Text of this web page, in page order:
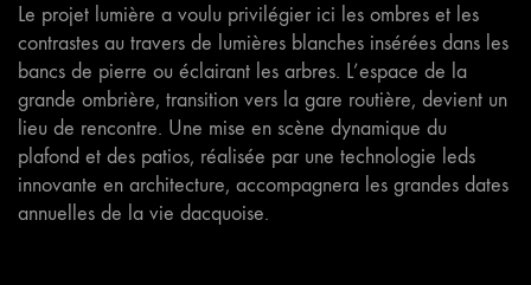
Le projet lumière a voulu privilégier ici les ombres et les
contrastes au travers de lumières blanches insérées dans les
bancs de pierre ou éclairant les arbres. L’espace de la
grande ombrière, transition vers la gare routière, devient un
lieu de rencontre. Une mise en scène dynamique du
plafond et des patios, réalisée par une technologie leds
innovante en architecture, accompagnera les grandes dates
annuelles de la vie dacquoise.